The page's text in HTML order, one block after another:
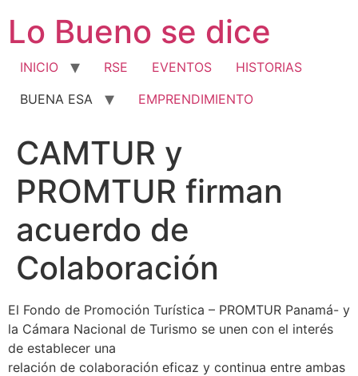
contenido
Lo Bueno se dice
INICIO RSE EVENTOS
HISTORIAS
BUENA ESA
EMPRENDIMIENTO
CAMTUR y
PROMTUR firman
acuerdo de
Colaboración
El Fondo de Promoción Turística – PROMTUR Panamá- y
la Cámara Nacional de Turismo se unen con el interés
de establecer una
relación de colaboración eficaz y continua entre ambas